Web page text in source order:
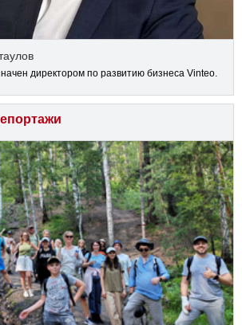
директором по развитию бизнеса Vinteo.